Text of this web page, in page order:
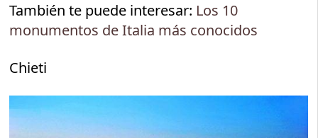
También te puede interesar: Los 10
monumentos de Italia más conocidos
Chieti